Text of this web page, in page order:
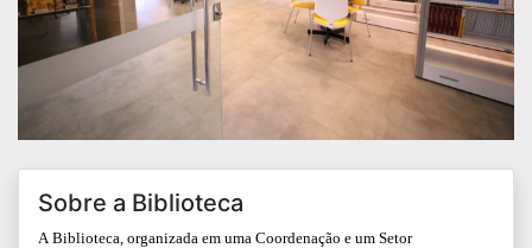
Sobre a Biblioteca
A Biblioteca, organizada em uma Coordenação e um Setor